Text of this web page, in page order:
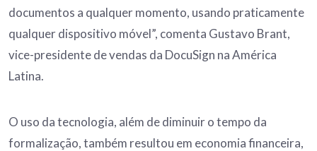
documentos a qualquer momento, usando praticamente
qualquer dispositivo móvel”, comenta Gustavo Brant,
vice-presidente de vendas da DocuSign na América
Latina.
O uso da tecnologia, além de diminuir o tempo da
formalização, também resultou em economia financeira,